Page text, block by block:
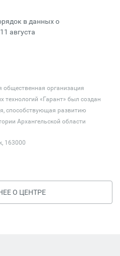
в данных о
августа
общественная организация
технологий «Гарант» был создан
способствующая развитию
Архангельской области
163000
О ЦЕНТРЕ